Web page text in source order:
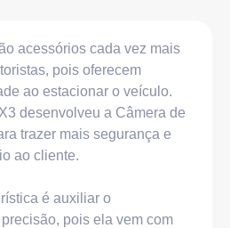
acessórios cada vez mais
pois oferecem
ao estacionar o veículo.
desenvolveu a Câmera de
trazer mais segurança e
ao cliente.
é auxiliar o
pois ela vem com